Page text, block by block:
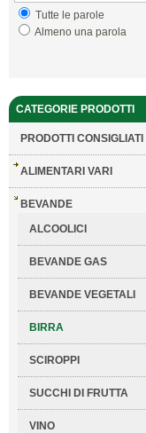
Tutte le parole
Almeno una parola
CATEGORIE PRODOTTI
PRODOTTI CONSIGLIATI
ALIMENTARI VARI
BEVANDE
ALCOOLICI
BEVANDE GAS
BEVANDE VEGETALI
BIRRA
SCIROPPI
SUCCHI DI FRUTTA
VINO